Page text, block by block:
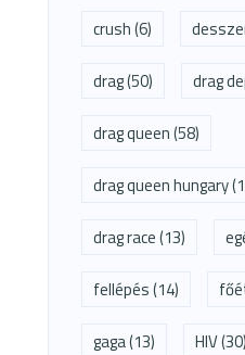
crush(6)
drag(50) drag
drag queen(58)
drag queen hungary
drag race(13)
fellépés(14)
gaga(13) HIV(30)